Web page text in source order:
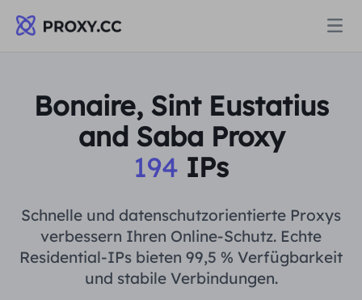
Proxys
WOHNPROXY
Wohn-Proxy
Statischer Wohn-Proxy
Unbegrenzter Wohn-Proxy
Wohn-Proxy $0.8/GB
$0.28
Data for AI
Lösungen
Bonaire, Sint Eustatius
and Saba Proxy
194 IPs
Schnelle und datenschutzorientierte Proxys
verbessern Ihren Online-Schutz. Echte
Residential-IPs bieten 99,5 % Verfügbarkeit
und stabile Verbindungen.